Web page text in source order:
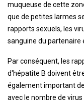
muqueuse de cette
que de petites larmes
rapports sexuels, les
sanguine du partenaire
Par conséquent, les
d'hépatite B doivent
également important
avec le nombre de